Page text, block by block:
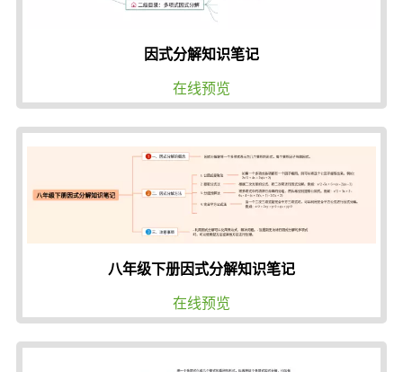
因式分解知识笔记
在线预览
八年级下册因式分解知识笔记
在线预览